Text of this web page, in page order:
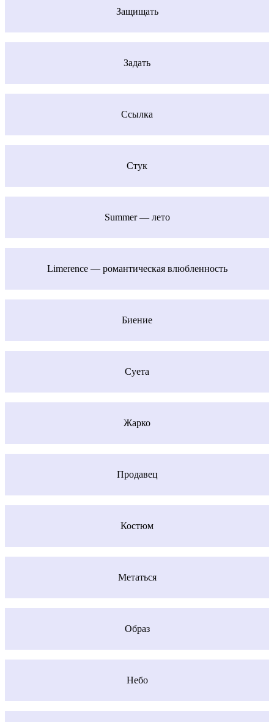
Защищать
Задать
Ссылка
Стук
Summer — лето
Limerence — романтическая влюбленность
Биение
Суета
Жарко
Продавец
Костюм
Метаться
Образ
Небо